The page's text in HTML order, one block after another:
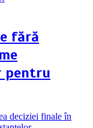
fără
pentru